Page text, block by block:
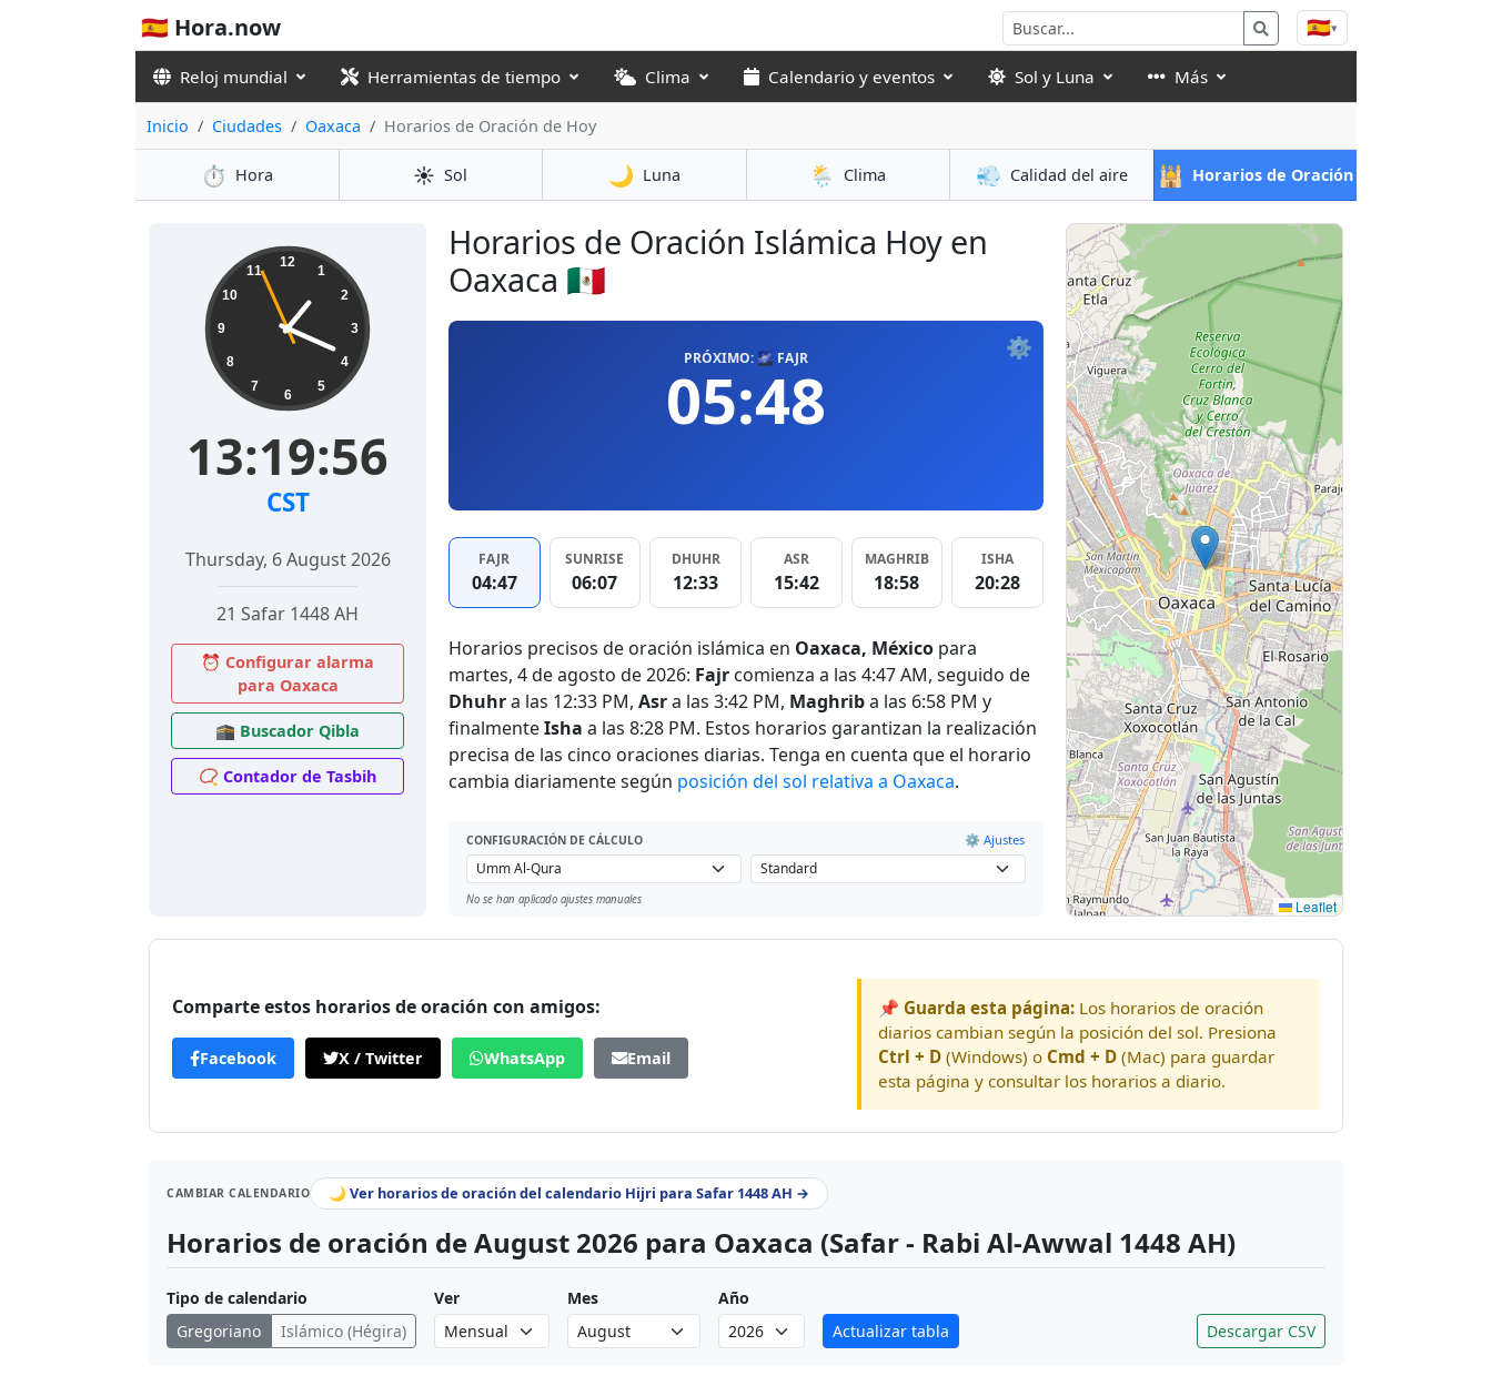
🇪🇸 Hora.now 🇪🇸▾
Reloj mundial Herramientas de tiempo Clima Calendario y eventos Sol y Luna Más
Inicio Ciudades Oaxaca Horarios de Oración de Hoy
⏱️ Hora ☀️ Sol 🌙 Luna 🌦️ Clima 💨 Calidad del aire 🕌 Horarios de Oración
Horarios de Oración Islámica Hoy en
Oaxaca 🇲🇽
12
1
2
3
4
5
6
7
8
9
10
11
13:19:57
CST
Thursday, 6 August 2026
21 Safar 1448 AH
⏰ Configurar alarma
para Oaxaca
🕋 Buscador Qibla
📿 Contador de Tasbih
⚙️
PRÓXIMO: 🌌 FAJR
05:48
FAJR
04:47
SUNRISE
06:07
DHUHR
12:33
ASR
15:42
MAGHRIB
18:58
ISHA
20:28
Horarios precisos de oración islámica en Oaxaca, México para
martes, 4 de agosto de 2026: Fajr comienza a las 4:47 AM, seguido de
Dhuhra las 12:33 PM, Asra las 3:42 PM, Maghriba las 6:58 PM y
finalmenteIsha a las 8:28 PM. Estos horarios garantizan la realización
precisa de las cinco oraciones diarias. Tenga en cuenta que el horario
cambia diariamente según posición del sol relativa a Oaxaca.
CONFIGURACIÓN DE CÁLCULO ⚙️ Ajustes
No se han aplicado ajustes manuales Leaflet
Comparte estos horarios de oración con amigos:
Facebook X / Twitter WhatsApp Email
📌 Guarda esta página: Los horarios de oración
diarios cambian según la posición del sol. Presiona
Ctrl + D (Windows) o Cmd + D (Mac) para guardar
esta página y consultar los horarios a diario.
CAMBIAR CALENDARIO 🌙 Ver horarios de oración del calendario Hijri para Safar 1448 AH →
Horarios de oración de August 2026 para Oaxaca (Safar - Rabi Al-Awwal 1448 AH)
Tipo de calendario
Gregoriano
Islámico (Hégira)
Ver Mes
Año
Actualizar tabla
Descargar CSV